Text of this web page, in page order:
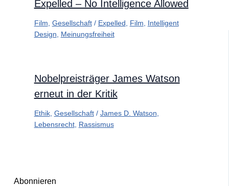
Expelled – No Intelligence Allowed
Film Gesellschaft/ Expelled Film
Intelligent
Design
Meinungsfreiheit
Nobelpreisträger James Watson
erneut in der Kritik
Ethik, Gesellschaft/ James D. Watson
Lebensrecht, Rassismus
Abonnieren